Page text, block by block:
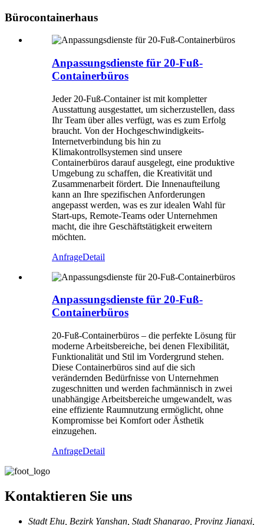
Bürocontainerhaus
Anpassungsdienste für 20-Fuß-
Containerbüros
Jeder 20-Fuß-Container ist mit kompletter
Ausstattung ausgestattet, um sicherzustellen, dass
Ihr Team über alles verfügt, was es zum Erfolg
braucht. Von der Hochgeschwindigkeits-
Internetverbindung bis hin zu
Klimakontrollsystemen sind unsere
Containerbüros darauf ausgelegt, eine produktive
Umgebung zu schaffen, die Kreativität und
Zusammenarbeit fördert. Die Innenaufteilung
kann an Ihre spezifischen Anforderungen
angepasst werden, was es zur idealen Wahl für
Start-ups, Remote-Teams oder Unternehmen
macht, die ihre Geschäftstätigkeit erweitern
möchten.
AnfrageDetail
Anpassungsdienste für 20-Fuß-
Containerbüros
20-Fuß-Containerbüros – die perfekte Lösung für
moderne Arbeitsbereiche, bei denen Flexibilität,
Funktionalität und Stil im Vordergrund stehen.
Diese Containerbüros sind auf die sich
verändernden Bedürfnisse von Unternehmen
zugeschnitten und werden fachmännisch in zwei
unabhängige Arbeitsbereiche umgewandelt, was
eine effiziente Raumnutzung ermöglicht, ohne
Kompromisse bei Komfort oder Ästhetik
einzugehen.
AnfrageDetail
Kontaktieren Sie uns
Stadt Ehu, Bezirk Yanshan, Stadt Shangrao, Provinz Jiangxi,